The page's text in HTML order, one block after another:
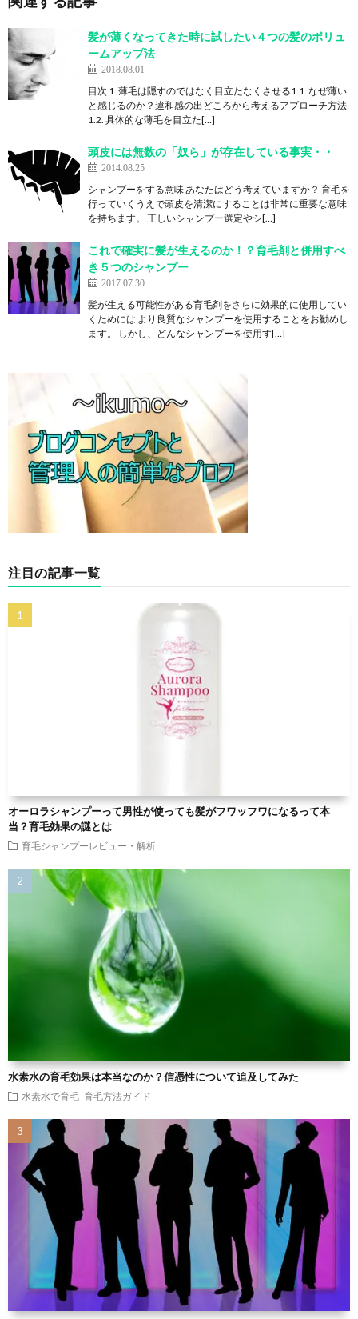
髪が薄くなってきた時に試したい４つの髪のボリュ
ームアップ法
2018.08.01
目次 1. 薄毛は隠すのではなく目立たなくさせる1.1. なぜ薄い
と感じるのか？違和感の出どころから考えるアプローチ方法
1.2. 具体的な薄毛を目立た[…]
頭皮には無数の「奴ら」が存在している事実・・
2014.08.25
シャンプーをする意味 あなたはどう考えていますか？ 育毛を
行っていくうえで頭皮を清潔にすることは非常に重要な意味
を持ちます。 正しいシャンプー選定やシ[…]
これで確実に髪が生えるのか！？育毛剤と併用すべ
き５つのシャンプー
2017.07.30
髪が生える可能性がある育毛剤をさらに効果的に使用してい
くためには より良質なシャンプーを使用することをお勧めし
ます。 しかし、どんなシャンプーを使用す[…]
注目の記事一覧
オーロラシャンプーって男性が使っても髪がフワッフワになるって本
当？育毛効果の謎とは
育毛シャンプーレビュー・解析
水素水の育毛効果は本当なのか？信憑性について追及してみた
水素水で育毛 育毛方法ガイド